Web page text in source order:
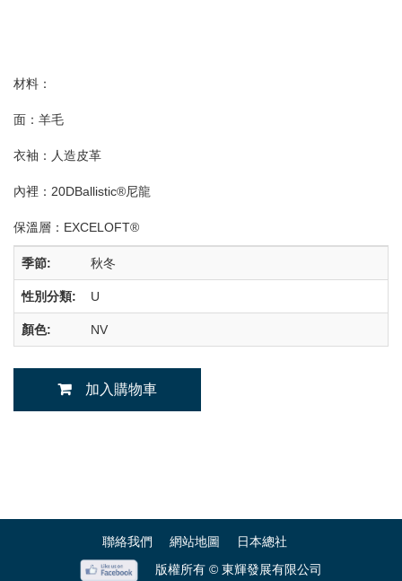
材料：
面：羊毛
衣袖：人造皮革
內裡：20DBallistic®尼龍
保溫層：EXCELOFT®
季節: 秋冬
性別分類: U
顏色: NV
加入購物車
聯絡我們 網站地圖
日本總社
版權所有 © 東輝發展有限公司